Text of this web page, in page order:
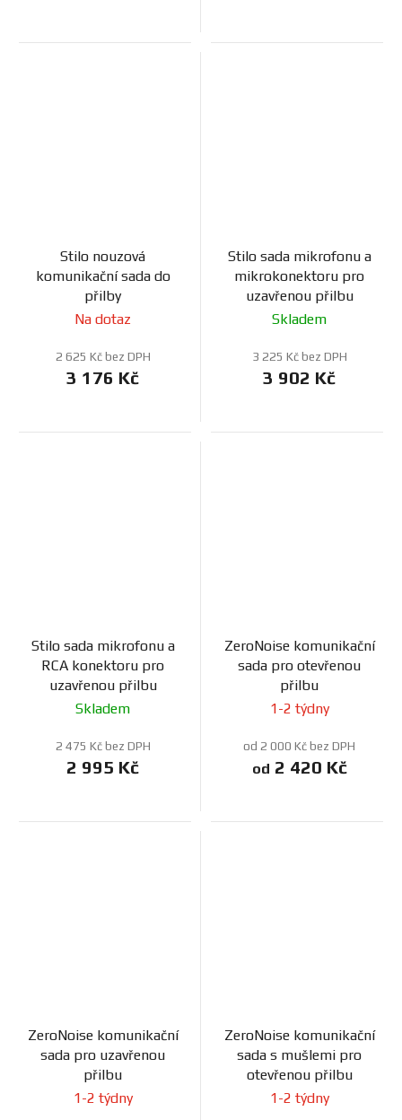
Stilo nouzová
komunikační sada do
přilby
Na dotaz
2 625 Kč bez DPH
3 176 Kč
Stilo sada mikrofonu a
mikrokonektoru pro
uzavřenou přilbu
Skladem
3 225 Kč bez DPH
3 902 Kč
Stilo sada mikrofonu a
RCA konektoru pro
uzavřenou přilbu
Skladem
2 475 Kč bez DPH
2 995 Kč
ZeroNoise komunikační
sada pro otevřenou
přilbu
1-2 týdny
od 2 000 Kč bez DPH
od 2 420 Kč
ZeroNoise komunikační
sada pro uzavřenou
přilbu
1-2 týdny
ZeroNoise komunikační
sada s mušlemi pro
otevřenou přilbu
1-2 týdny